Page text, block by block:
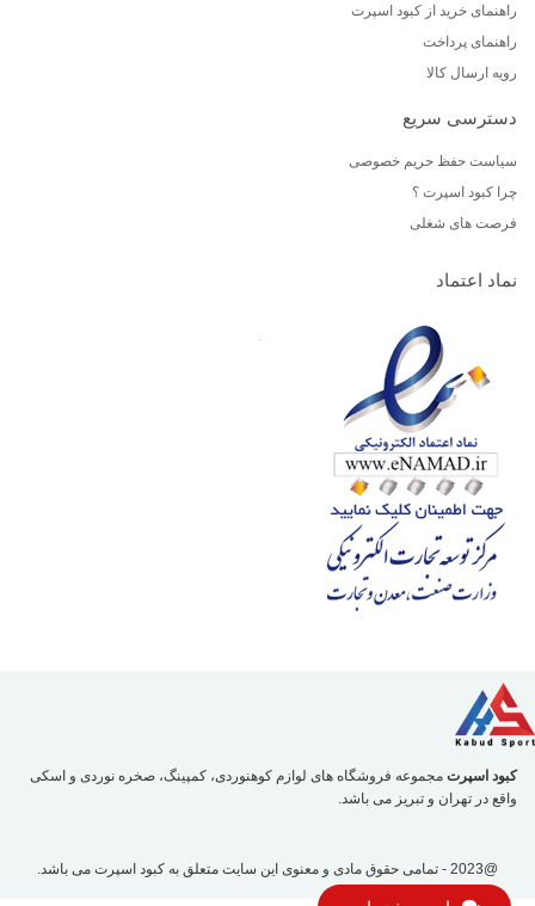
راهنمای خرید از کبود اسپرت
راهنمای پرداخت
رویه ارسال کالا
دسترسی سریع
سیاست حفظ حریم خصوصی
چرا کبود اسپرت ؟
فرصت های شغلی
نماد اعتماد
کبود اسپرت مجموعه فروشگاه های لوازم کوهنوردی، کمپینگ، صخره نوردی و اسکی
واقع در تهران و تبریز می باشد.
@2023 - تمامی حقوق مادی و معنوی این سایت متعلق به کبود اسپرت می باشد.